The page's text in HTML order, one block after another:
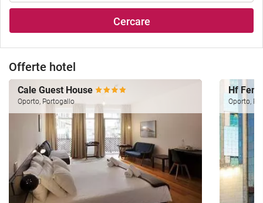
Cercare
Offerte hotel
Cale Guest House
Oporto, Portogallo
Hf
Oporto,